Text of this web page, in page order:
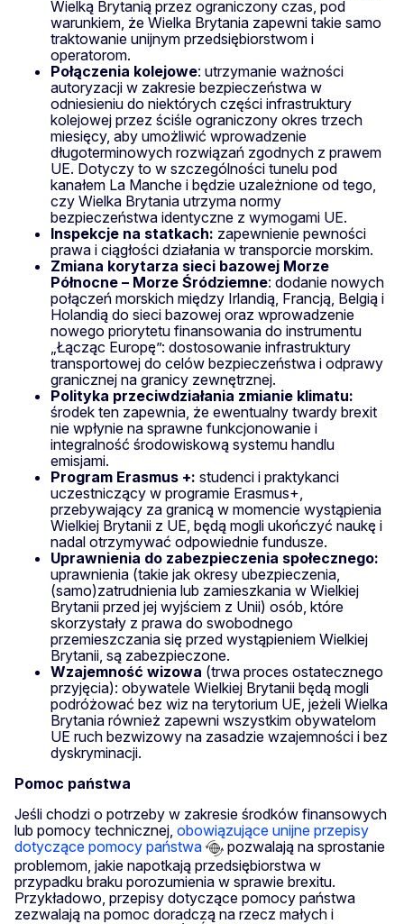
Wielką Brytanią przez ograniczony czas, pod
warunkiem, że Wielka Brytania zapewni takie samo
traktowanie unijnym przedsiębiorstwom i
operatorom.
Połączenia kolejowe: utrzymanie ważności
autoryzacji w zakresie bezpieczeństwa w
odniesieniu do niektórych części infrastruktury
kolejowej przez ściśle ograniczony okres trzech
miesięcy, aby umożliwić wprowadzenie
długoterminowych rozwiązań zgodnych z prawem
UE. Dotyczy to w szczególności tunelu pod
kanałem La Manche i będzie uzależnione od tego,
czy Wielka Brytania utrzyma normy
bezpieczeństwa identyczne z wymogami UE.
Inspekcje na statkach: zapewnienie pewności
prawa i ciągłości działania w transporcie morskim.
Zmiana korytarza sieci bazowej Morze
Północne – Morze Śródziemne: dodanie nowych
połączeń morskich między Irlandią, Francją, Belgią i
Holandią do sieci bazowej oraz wprowadzenie
nowego priorytetu finansowania do instrumentu
„Łącząc Europę”: dostosowanie infrastruktury
transportowej do celów bezpieczeństwa i odprawy
granicznej na granicy zewnętrznej.
Polityka przeciwdziałania zmianie klimatu:
środek ten zapewnia, że ewentualny twardy brexit
nie wpłynie na sprawne funkcjonowanie i
integralność środowiskową systemu handlu
emisjami.
Program Erasmus +: studenci i praktykanci
uczestniczący w programie Erasmus+,
przebywający za granicą w momencie wystąpienia
Wielkiej Brytanii z UE, będą mogli ukończyć naukę i
nadal otrzymywać odpowiednie fundusze.
Uprawnienia do zabezpieczenia społecznego:
uprawnienia (takie jak okresy ubezpieczenia,
(samo)zatrudnienia lub zamieszkania w Wielkiej
Brytanii przed jej wyjściem z Unii) osób, które
skorzystały z prawa do swobodnego
przemieszczania się przed wystąpieniem Wielkiej
Brytanii, są zabezpieczone.
Wzajemność wizowa (trwa proces ostatecznego
przyjęcia): obywatele Wielkiej Brytanii będą mogli
podróżować bez wiz na terytorium UE, jeżeli Wielka
Brytania również zapewni wszystkim obywatelom
UE ruch bezwizowy na zasadzie wzajemności i bez
dyskryminacji.
Pomoc państwa
Jeśli chodzi o potrzeby w zakresie środków finansowych
lub pomocy technicznej, obowiązujące unijne przepisy
dotyczące pomocy państwa
pozwalają na sprostanie
problemom, jakie napotkają przedsiębiorstwa w
przypadku braku porozumienia w sprawie brexitu.
Przykładowo, przepisy dotyczące pomocy państwa
zezwalają na pomoc doradczą na rzecz małych i